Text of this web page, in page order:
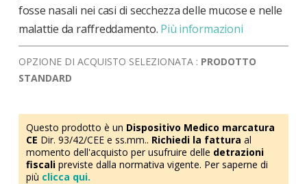
fosse nasali nei casi di secchezza delle mucose e nelle
malattie da raffreddamento. Più informazioni
OPZIONE DI ACQUISTO SELEZIONATA : PRODOTTO
STANDARD
Questo prodotto è un Dispositivo Medico marcatura
CE Dir. 93/42/CEE e ss.mm.. Richiedi la fattura al
momento dell'acquisto per usufruire delle detrazioni
fiscalipreviste dalla normativa vigente. Per saperne di
più clicca qui.